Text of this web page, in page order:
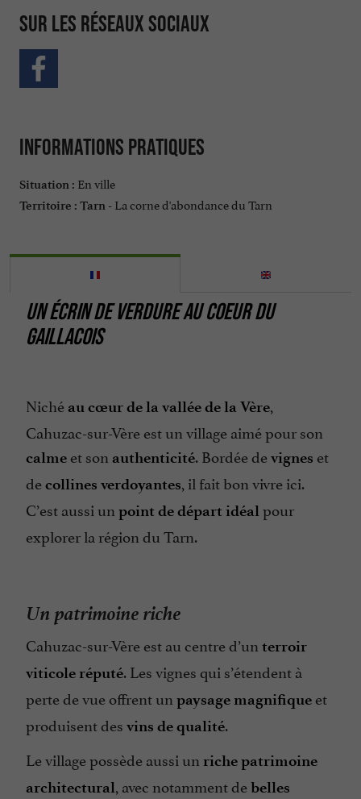
Sur les réseaux sociaux
Informations pratiques
Situation : En ville
Territoire : Tarn - La corne d'abondance du Tarn
UN ÉCRIN DE VERDURE AU COEUR DU
GAILLACOIS
Niché au cœur de la vallée de la Vère,
Cahuzac-sur-Vère est un village aimé pour son
calme et son authenticité. Bordée devignes et
decollines verdoyantes, il fait bon vivre ici.
C’est aussi un point de départ idéal pour
explorer la région du Tarn.
Un patrimoine riche
Cahuzac-sur-Vère est au centre d’un terroir
viticole réputé. Les vignes qui s’étendent à
perte de vue offrent un paysage magnifique et
produisent des vins de qualité.
Le village possède aussi un riche patrimoine
architectural, avec notamment debelles